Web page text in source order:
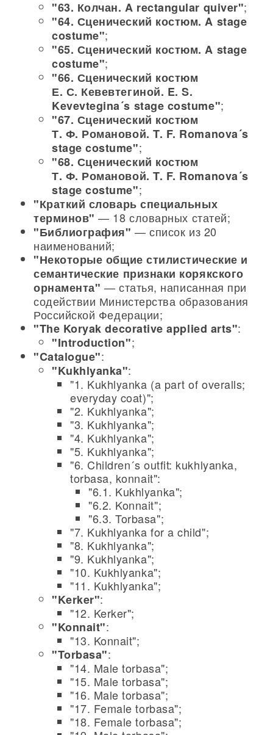
"63. Колчан. A rectangular quiver";
"64. Сценический костюм. A stage
costume";
"65. Сценический костюм. A stage
costume";
"66. Сценический костюм
Е. С. Кевевтегиной. E. S.
Kevevtegina´s stage costume";
"67. Сценический костюм
Т. Ф. Романовой. T. F. Romanova´s
stage costume";
"68. Сценический костюм
Т. Ф. Романовой. T. F. Romanova´s
stage costume";
"Краткий словарь специальных
терминов" — 18 словарных статей;
"Библиография" — список из 20
наименований;
"Некоторые общие стилистические и
семантические признаки корякского
орнамента" — статья, написанная при
содействии Министерства образования
Российской Федерации;
"The Koryak decorative applied arts":
"Introduction";
"Catalogue":
"Kukhlyanka":
"1. Kukhlyanka (a part of overalls;
everyday coat)";
"2. Kukhlyanka";
"3. Kukhlyanka";
"4. Kukhlyanka";
"5. Kukhlyanka";
"6. Children´s outfit: kukhlyanka,
torbasa, konnait":
"6.1. Kukhlyanka";
"6.2. Konnait";
"6.3. Torbasa";
"7. Kukhlyanka for a child";
"8. Kukhlyanka";
"9. Kukhlyanka";
"10. Kukhlyanka";
"11. Kukhlyanka";
"Kerker":
"12. Kerker";
"Konnait":
"13. Konnait";
"Torbasa":
"14. Male torbasa";
"15. Male torbasa";
"16. Male torbasa";
"17. Female torbasa";
"18. Female torbasa";